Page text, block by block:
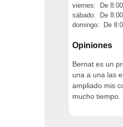
viernes: De
sábado: De
domingo: De
Opiniones
Bernat es un
una a una las
ampliado mis
mucho tiempo.